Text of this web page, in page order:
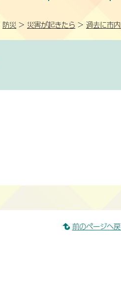
防災 > 災害が起きたら > 過去に市
前のページへ